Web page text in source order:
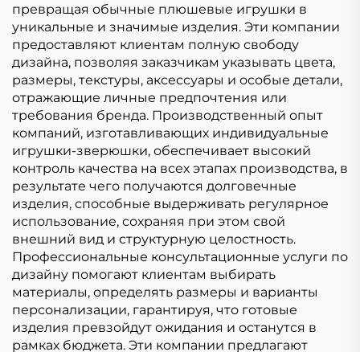
превращая обычные плюшевые игрушки в
уникальные и значимые изделия. Эти компании
предоставляют клиентам полную свободу
дизайна, позволяя заказчикам указывать цвета,
размеры, текстуры, аксессуары и особые детали,
отражающие личные предпочтения или
требования бренда. Производственный опыт
компаний, изготавливающих индивидуальные
игрушки-зверюшки, обеспечивает высокий
контроль качества на всех этапах производства, в
результате чего получаются долговечные
изделия, способные выдерживать регулярное
использование, сохраняя при этом свой
внешний вид и структурную целостность.
Профессиональные консультационные услуги по
дизайну помогают клиентам выбирать
материалы, определять размеры и варианты
персонализации, гарантируя, что готовые
изделия превзойдут ожидания и останутся в
рамках бюджета. Эти компании предлагают